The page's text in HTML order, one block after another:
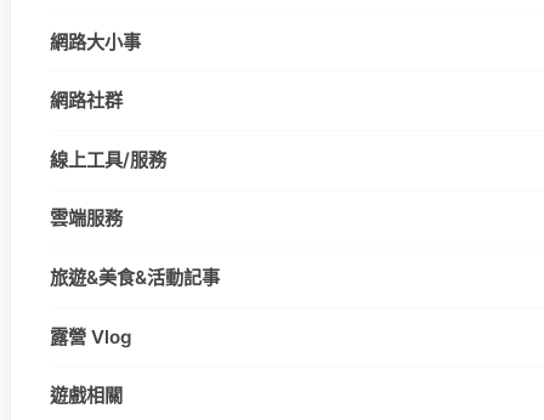
網路大小事
網路社群
線上工具/服務
雲端服務
旅遊&美食&活動記事
露營 Vlog
遊戲相關